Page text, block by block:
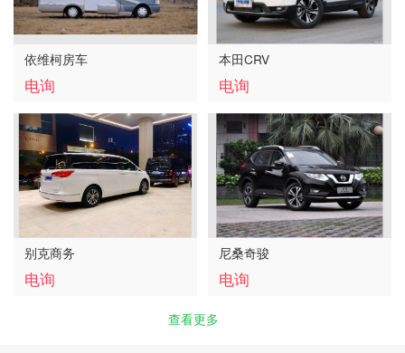
依维柯房车
电询
本田CRV
电询
别克商务
电询
尼桑奇骏
电询
查看更多